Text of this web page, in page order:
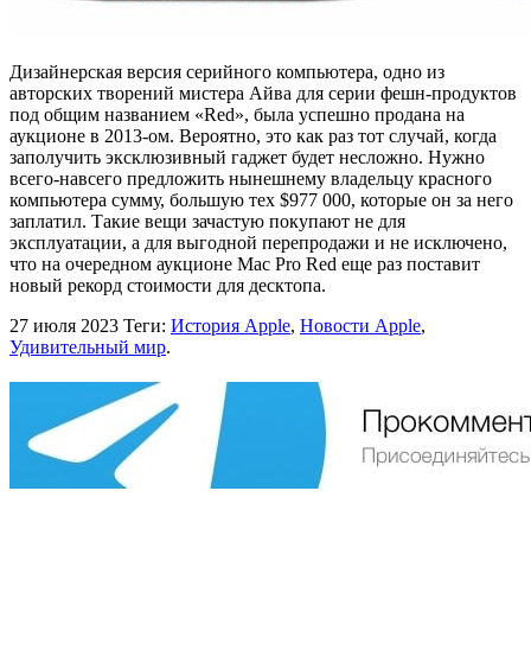
Дизайнерская версия серийного компьютера, одно из
авторских творений мистера Айва для серии фешн-продуктов
под общим названием «Red», была успешно продана на
аукционе в 2013-ом. Вероятно, это как раз тот случай, когда
заполучить эксклюзивный гаджет будет несложно. Нужно
всего-навсего предложить нынешнему владельцу красного
компьютера сумму, большую тех $977 000, которые он за него
заплатил. Такие вещи зачастую покупают не для
эксплуатации, а для выгодной перепродажи и не исключено,
что на очередном аукционе Mac Pro Red еще раз поставит
новый рекорд стоимости для десктопа.
27 июля 2023 Теги: История Apple, Новости Apple,
Удивительный мир.